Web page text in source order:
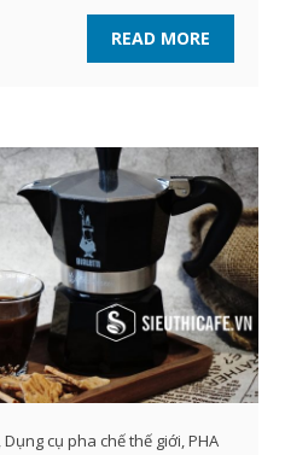
READ MORE
,Dụng cụ pha chế thế giới,PHA